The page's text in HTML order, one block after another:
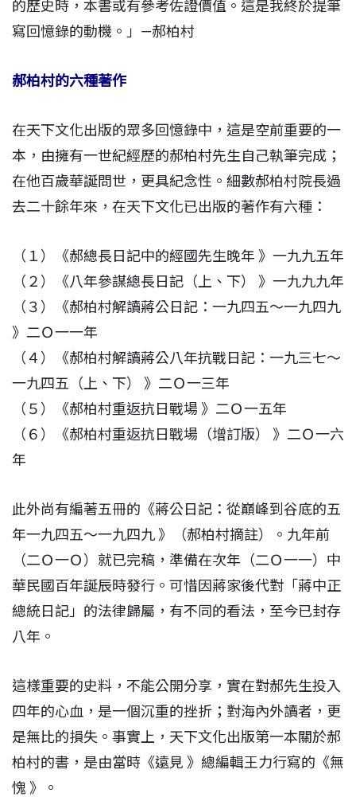
的歷史時，本書或有參考佐證價值。這是我終於提筆
寫回憶錄的動機。」—郝柏村
郝柏村的六種著作
在天下文化出版的眾多回憶錄中，這是空前重要的一
本，由擁有一世紀經歷的郝柏村先生自己執筆完成；
在他百歲華誕問世，更具紀念性。細數郝柏村院長過
去二十餘年來，在天下文化已出版的著作有六種：
（１）《郝總長日記中的經國先生晚年 》一九九五年
（２）《八年參謀總長日記（上、下） 》一九九九年
（３）《郝柏村解讀蔣公日記：一九四五～一九四九
》二Ｏ一一年
（４）《郝柏村解讀蔣公八年抗戰日記：一九三七～
一九四五（上、下） 》二Ｏ一三年
（５）《郝柏村重返抗日戰場 》二Ｏ一五年
（６）《郝柏村重返抗日戰場（增訂版） 》二Ｏ一六
年
此外尚有編著五冊的《蔣公日記：從巔峰到谷底的五
年一九四五～一九四九 》（郝柏村摘註）。九年前
（二Ｏ一Ｏ）就已完稿，準備在次年（二Ｏ一一）中
華民國百年誕辰時發行。可惜因蔣家後代對「蔣中正
總統日記」的法律歸屬，有不同的看法，至今已封存
八年。
這樣重要的史料，不能公開分享，實在對郝先生投入
四年的心血，是一個沉重的挫折；對海內外讀者，更
是無比的損失。事實上，天下文化出版第一本關於郝
柏村的書，是由當時《遠見 》總編輯王力行寫的《無
愧 》。